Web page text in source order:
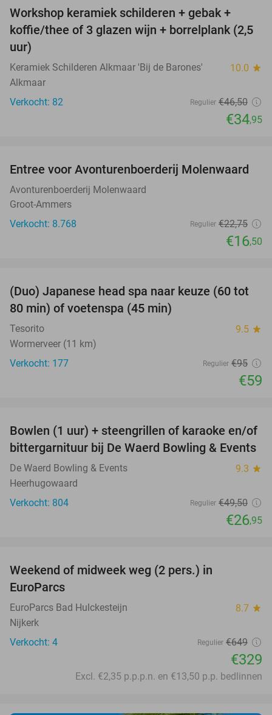
Workshop keramiek schilderen + gebak +
koffie/thee of 3 glazen wijn + borrelplank (2,5
uur)
Keramiek Schilderen Alkmaar 'Bij de Barones' 10.0 star
Alkmaar
Verkocht: 82
Regulier €46,50
€34,95
27%
Entree voor Avonturenboerderij Molenwaard
Avonturenboerderij Molenwaard
Groot-Ammers
Verkocht: 8.768
Regulier €22,75
€16,50
38%
(Duo) Japanese head spa naar keuze (60 tot
80 min) of voetenspa (45 min)
Tesorito 9.5 star
Wormerveer (11 km)
Verkocht: 177
Regulier €95
€59
46%
Bowlen (1 uur) + steengrillen of karaoke en/of
bittergarnituur bij De Waerd Bowling & Events
De Waerd Bowling & Events 9.3 star
Heerhugowaard
Verkocht: 804
Regulier €49,50
€26,95
Weekend of midweek weg (2 pers.) in
EuroParcs
EuroParcs Bad Hulckesteijn 8.7 star
Nijkerk
Verkocht: 4
Regulier €649
€329
Excl. €2,35 p.p.p.n. en €13,50 p.p. bedlinnen